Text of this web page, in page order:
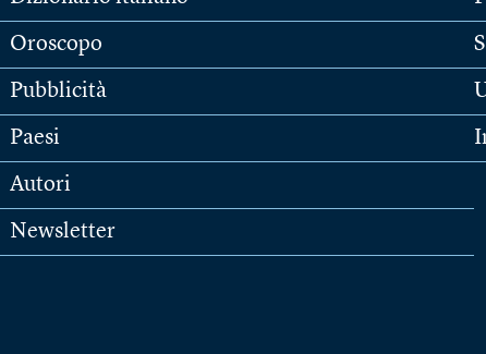
Oroscopo
Pubblicità
Paesi
Autori
Newsletter